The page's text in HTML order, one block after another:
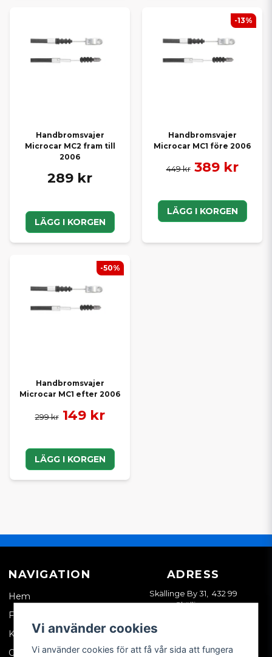
Handbromsvajer
Microcar MC2 fram till
2006
289 kr
LÄGG I KORGEN
Handbromsvajer
Microcar MC1 före 2006
449 kr 389 kr
LÄGG I KORGEN
-13%
Handbromsvajer
Microcar MC1 efter 2006
299 kr 149 kr
LÄGG I KORGEN
-50%
NAVIGATION
Hem
Företagskund
Kontakta oss
Om oss
ADRESS
Skällinge By 31, 432 99
Skällinge
Vi använder cookies
Vi använder cookies för att få vår sida att fungera